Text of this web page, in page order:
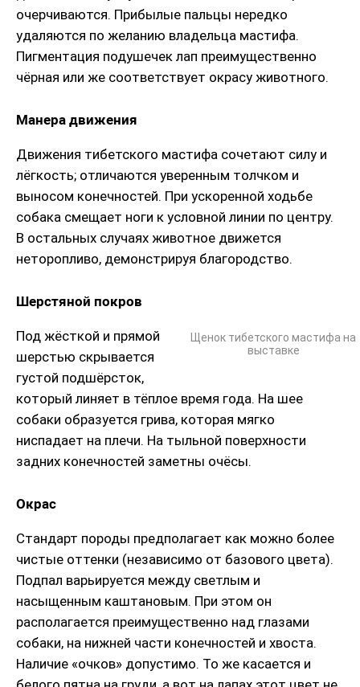
очерчиваются. Прибылые пальцы нередко
удаляются по желанию владельца мастифа.
Пигментация подушечек лап преимущественно
чёрная или же соответствует окрасу животного.
Манера движения
Движения тибетского мастифа сочетают силу и
лёгкость; отличаются уверенным толчком и
выносом конечностей. При ускоренной ходьбе
собака смещает ноги к условной линии по центру.
В остальных случаях животное движется
неторопливо, демонстрируя благородство.
Шерстяной покров
Щенок тибетского мастифа на
выставке
Под жёсткой и прямой
шерстью скрывается
густой подшёрсток,
который линяет в тёплое время года. На шее
собаки образуется грива, которая мягко
ниспадает на плечи. На тыльной поверхности
задних конечностей заметны очёсы.
Окрас
Стандарт породы предполагает как можно более
чистые оттенки (независимо от базового цвета).
Подпал варьируется между светлым и
насыщенным каштановым. При этом он
располагается преимущественно над глазами
собаки, на нижней части конечностей и хвоста.
Наличие «очков» допустимо. То же касается и